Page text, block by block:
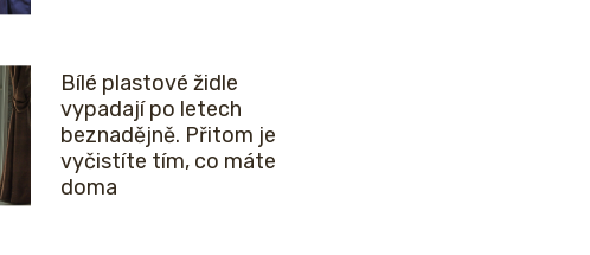
Bílé plastové židle
vypadají po letech
beznadějně. Přitom je
vyčistíte tím, co máte
doma